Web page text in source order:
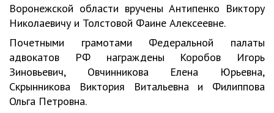
Воронежской области вручены Антипенко Виктору
Николаевичу и Толстовой Фаине Алексеевне.
Почетными грамотами Федеральной палаты
адвокатов РФ награждены Коробов Игорь
Зиновьевич, Овчинникова Елена Юрьевна,
Скрынникова Виктория Витальевна и Филиппова
Ольга Петровна.